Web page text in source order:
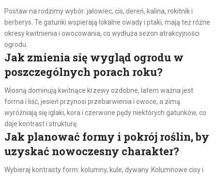
Postaw na rodzimy wybór: jałowiec, cis, dereń, kalina, rokitnik i
berberys. Te gatunki wspierają lokalne owady i ptaki, mają też różne
okresy kwitnienia i owocowania, co wydłuża sezon atrakcyjności
ogrodu.
Jak zmienia się wygląd ogrodu w
poszczególnych porach roku?
Wiosną dominują kwitnące krzewy ozdobne, latem ważna jest
forma i liść, jesień przynosi przebarwienia i owoce, a zimą
wyróżniają się iglaki, kora i czerwone pędy niektórych gatunków, co
daje kontrast i strukturę.
Jak planować formy i pokrój roślin, by
uzyskać nowoczesny charakter?
Wybieraj kontrasty form: kolumny, kule, dywany. Kolumnowe cisy i